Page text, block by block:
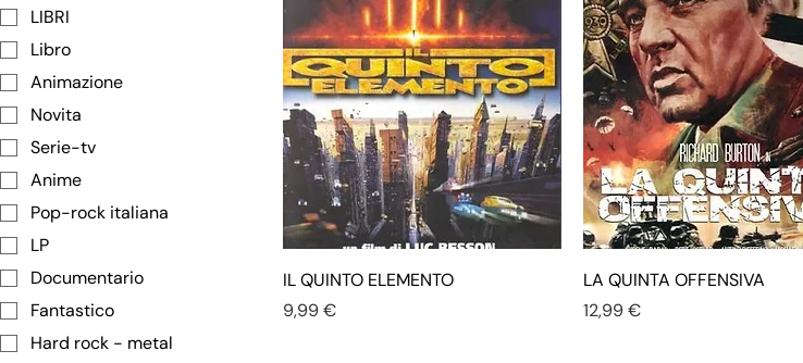
LIBRI
Libro
Animazione
Novita
Serie-tv
Anime
Pop-rock italiana
LP
Documentario
Fantastico
Hard rock - metal
IL QUINTO ELEMENTO
Prezzo
9,99 €
LA QUINTA OFFENSIVA
Prezzo
12,99 €